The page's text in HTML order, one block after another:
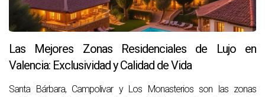
Las Mejores Zonas Residenciales de Lujo en
Valencia: Exclusividad y Calidad de Vida
Santa Bárbara, Campolivar y Los Monasterios son las zonas